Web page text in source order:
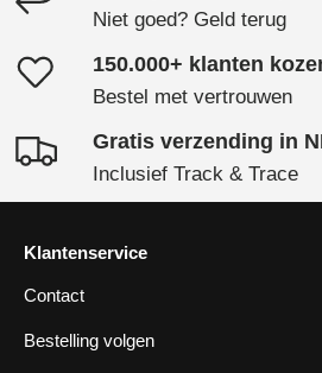
Niet goed? Geld terug
150.000+ klanten
Bestel met vertrouwen
Gratis verzending in
Inclusief Track & Trace
Klantenservice
Contact
Bestelling volgen